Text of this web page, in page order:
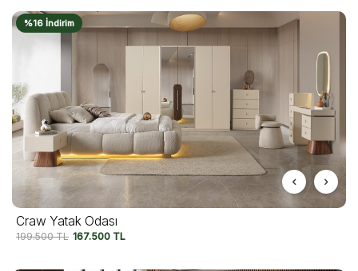
%16 İndirim
Craw Yatak Odası
199.500TL 167.500 TL